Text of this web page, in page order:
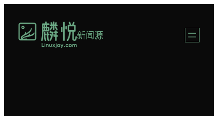
新闻源